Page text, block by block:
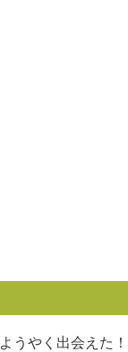
ようやく出会えた